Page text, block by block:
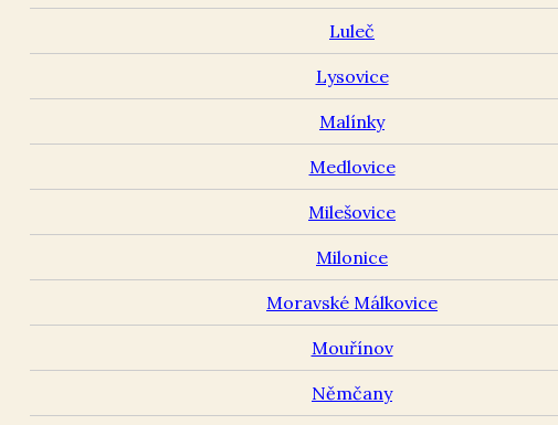
Luleč
Lysovice
Malínky
Medlovice
Milešovice
Milonice
Moravské Málkovice
Mouřínov
Němčany